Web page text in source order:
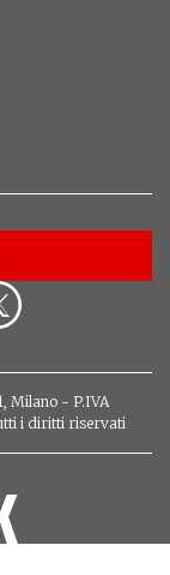
Milano - P.IVA
i diritti riservati